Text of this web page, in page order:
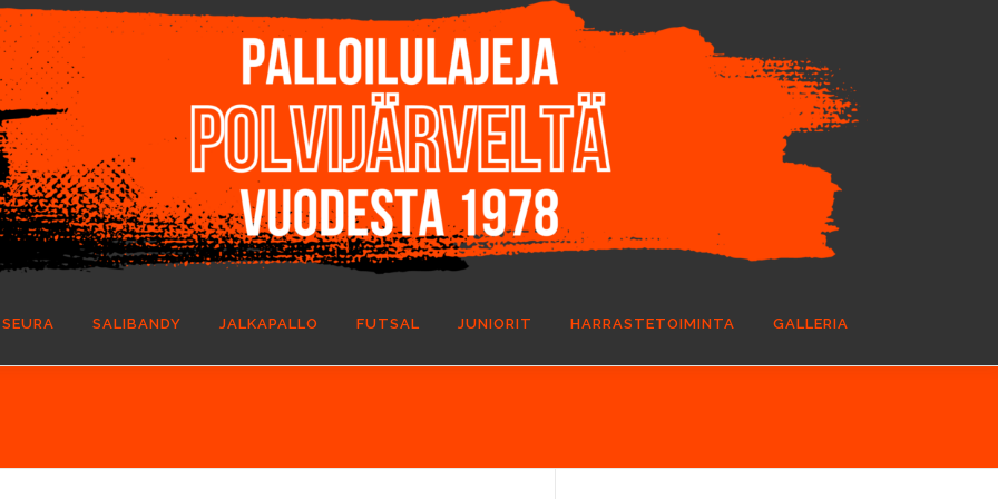
SEURA SALIBANDY JALKAPALLO FUTSAL JUNIORIT HARRASTETOIMINTA GALLERIA